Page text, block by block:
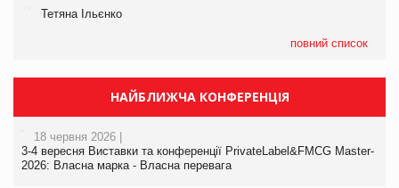
Тетяна Ільєнко
повний список
НАЙБЛИЖЧА КОНФЕРЕНЦІЯ
18 червня 2026 |
3-4 вересня Виставки та конференції PrivateLabel&FMCG Master-
2026: Власна марка - Власна перевага